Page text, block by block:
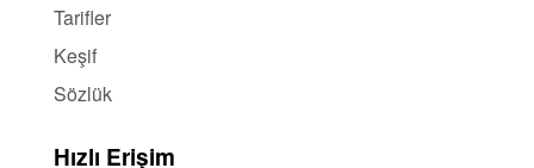
Tarifler
Keşif
Sözlük
Hızlı Erişim